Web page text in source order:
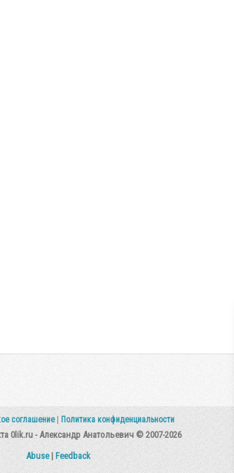
соглашение Политика конфиденциальности
0lik.ru - Александр Анатольевич © 2007-2026
Abuse| Feedback